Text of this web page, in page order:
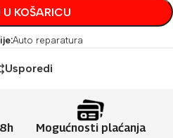
KOŠARICU
Auto reparatura
Usporedi
Mogućnosti plaćanja